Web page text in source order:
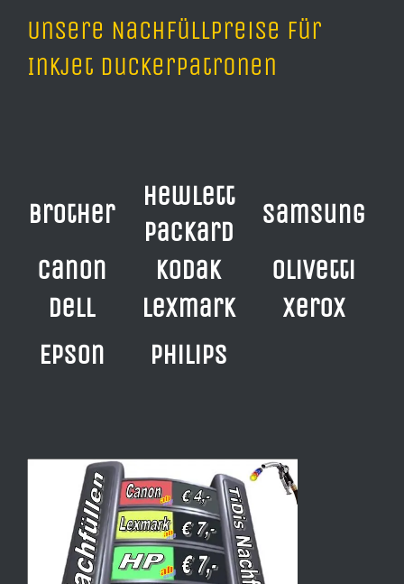
Unsere Nachfüllpreise für
Inkjet Duckerpatronen
Brother
Hewlett
Packard
Samsung
Canon
Kodak
Olivetti
Dell
Lexmark
Xerox
Epson
Philips